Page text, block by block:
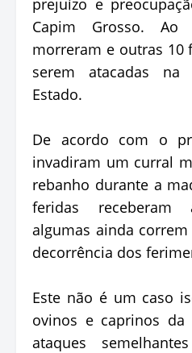
Capim Grosso.
morreram e outras 10
serem atacadas na
Estado.
De acordo com o
invadiram um curral
rebanho durante a
feridas receberam
algumas ainda
decorrência dos
Este não é um caso
ovinos e caprinos
ataques